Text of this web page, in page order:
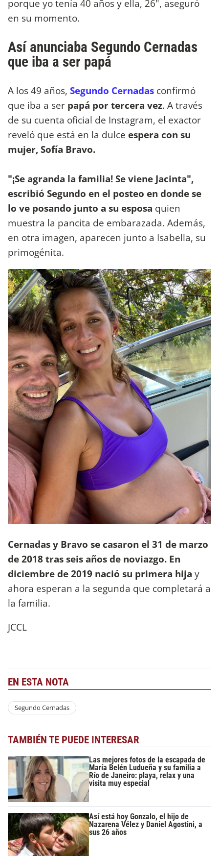
porque yo tenía 40 años y ella, 26", aseguró
en su momento.
Así anunciaba Segundo Cernadas
que iba a ser papá
A los 49 años, Segundo Cernadas confirmó
que iba a ser papá por tercera vez. A través
de su cuenta oficial de Instagram, el exactor
reveló que está en la dulce espera con su
mujer, Sofía Bravo.
"¡Se agranda la familia! Se viene Jacinta",
escribió Segundo en el posteo en donde se
lo ve posando junto a su esposa quien
muestra la pancita de embarazada. Además,
en otra imagen, aparecen junto a Isabella, su
primogénita.
Cernadas y Bravo se casaron el 31 de marzo
de 2018 tras seis años de noviazgo. En
diciembre de 2019 nació su primera hija y
ahora esperan a la segunda que completará a
la familia.
JCCL
EN ESTA NOTA
Segundo Cernadas
TAMBIÉN TE PUEDE INTERESAR
Las mejores fotos de la escapada de
María Belén Ludueña y su familia a
Río de Janeiro: playa, relax y una
visita muy especial
Así está hoy Gonzalo, el hijo de
Nazarena Vélez y Daniel Agostini, a
sus 26 años